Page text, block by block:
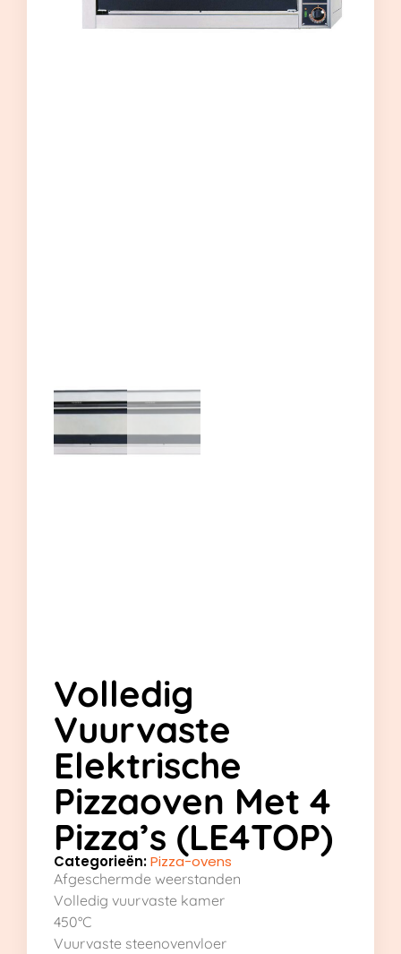
Volledig
Vuurvaste
Elektrische
Pizzaoven Met 4
Pizza’s (LE4TOP)
Categorieën:Pizza-ovens
Afgeschermde weerstanden
Volledig vuurvaste kamer
450°C
Vuurvaste steenovenvloer